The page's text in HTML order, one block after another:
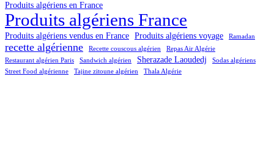
Produits algériens en France
Produits algériens France
Produits algériens vendus en France Produits algériens voyage Ramadan
recette algérienne Recette couscous algérien
Repas Air Algérie
Restaurant algérien Paris
Sandwich algérien Sherazade Laoudedj
Sodas algériens
Street Food algérienne
Tajine zitoune algérien Thala Algérie